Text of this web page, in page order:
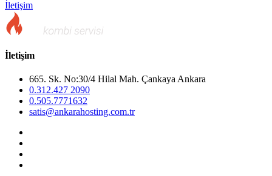
İletişim
İletişim
665. Sk. No:30/4 Hilal Mah. Çankaya Ankara
0.312.427 2090
0.505.7771632
satis@ankarahosting.com.tr